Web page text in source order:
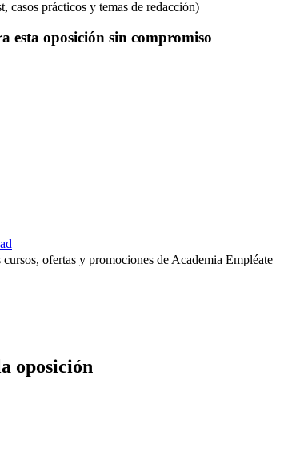
casos prácticos y temas de redacción)
esta oposición sin compromiso
ofertas y promociones de Academia Empléate
oposición